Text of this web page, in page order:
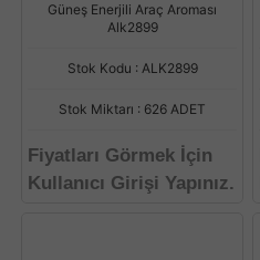
Güneş Enerjili Araç Aroması
Alk2899
Stok Kodu : ALK2899
Stok Miktarı : 626 ADET
Fiyatları Görmek İçin
Kullanıcı Girişi Yapınız.